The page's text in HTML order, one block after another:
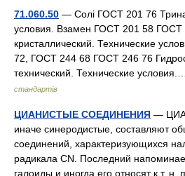
71.060.50 — Солі ГОСТ 201 76
условия. Взамен ГОСТ 201 58 ГОСТ
кристаллический. Технические
72, ГОСТ 244 68 ГОСТ 246 76
технический. Технические
стандартів
ЦИАНИСТЫЕ СОЕДИНЕНИЯ —
иначе синеродистые, составляют
соединений, характеризующихся
радикала CN. Последний
галоиды и иногда его относят к т. н.